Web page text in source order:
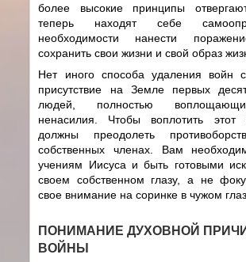
более высокие принципы
теперь находят себе
необходимости нанести
сохранить свои жизни и свой образ
Нет иного способа удаления войн
присутствие на Земле первых
людей, полностью
ненасилия. Чтобы воплотить
должны преодолеть
собственных членах. Вам
учениям Иисуса и быть готовыми
своем собственном глазу, а не
свое внимание на соринке в чужом
ПОНИМАНИЕ ДУХОВНОЙ
ВОЙНЫ